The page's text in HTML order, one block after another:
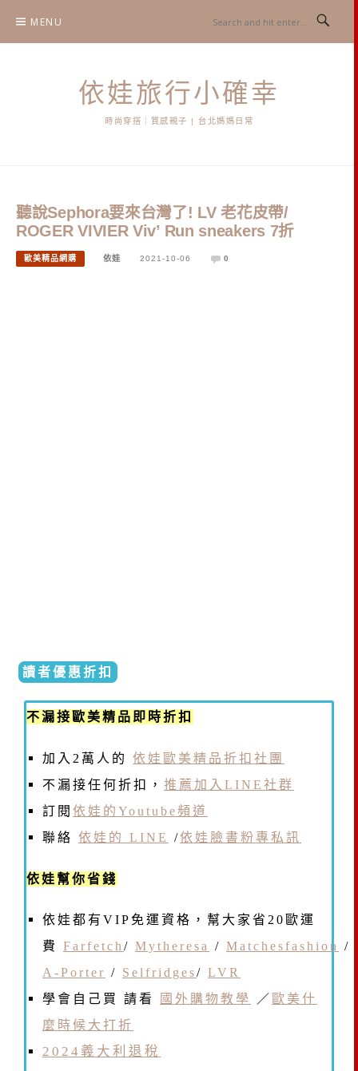
content
MENU
依娃旅行小確幸
時尚穿搭｜質感親子 | 台北媽媽日常
聽說Sephora要來台灣了! LV 老花皮帶/
ROGER VIVIER Viv’ Run sneakers 7折
歐美精品網購 依娃 2021-10-06 0
讀者優惠折扣
不漏接歐美精品即時折扣
加入2萬人的 依娃歐美精品折扣社團
不漏接任何折扣， 推薦加入LINE社群
訂閱 依娃的Youtube頻道
聯絡 依娃的 LINE /依娃臉書粉專私訊
依娃幫你省錢
依娃都有VIP免運資格，幫大家省20歐運
費 Farfetch / Mytheresa / Matchesfashion /
A-Porter / Selfridges/ LVR
學會自己買 請看
國外購物教學 ／ 歐美什
麼時候大打折
2024義大利退稅